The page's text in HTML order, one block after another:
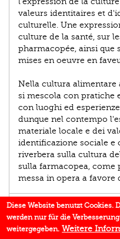
valeurs identitaires et
culturelle. Une
culture de la santé, sur
pharmacopée, ainsi que
mises en oeuvre en
Nella cultura alimentare
si mescola con pratiche
con luoghi ed
dunque nel contempo
materiale locale e dei
identificazione sociale e
riverbera sulla cultura
sulla farmacopea, come
messa in opera a favore
AUTOR/IN
EINBLICK
Diese Website benutzt
werden nur für die
weitergegeben. Weitere